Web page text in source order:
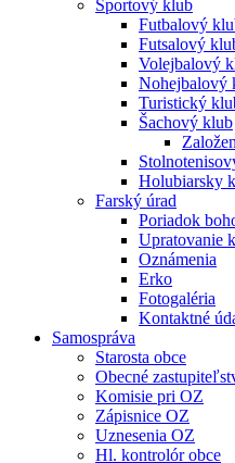
Športový klub
Futbalový
Futsalový
Volejbalový
Nohejbalový
Turistický
Šachový klub
Holubiarsky
Farský úrad
Poriadok
Upratovanie
Oznámenia
Erko
Fotogaléria
Kontaktné
Samospráva
Starosta obce
Obecné
Komisie pri OZ
Zápisnice OZ
Uznesenia OZ
Hl. kontrolór obce